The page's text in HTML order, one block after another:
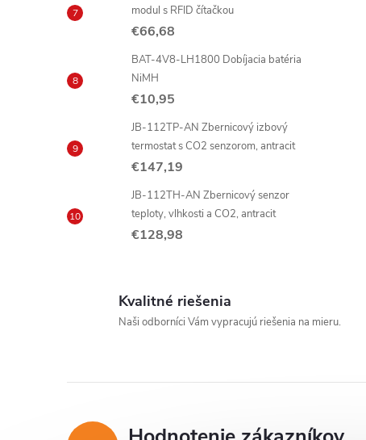
modul s RFID čítačkou
€66,68
BAT-4V8-LH1800 Dobíjacia batéria
NiMH
€10,95
JB-112TP-AN Zbernicový izbový
termostat s CO2 senzorom, antracit
€147,19
JB-112TH-AN Zbernicový senzor
teploty, vlhkosti a CO2, antracit
€128,98
Kvalitné riešenia
Naši odborníci Vám vypracujú riešenia na mieru.